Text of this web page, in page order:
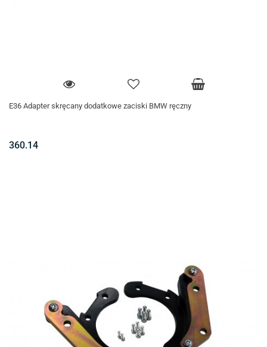
E36 Adapter skręcany dodatkowe zaciski BMW ręczny
360.14